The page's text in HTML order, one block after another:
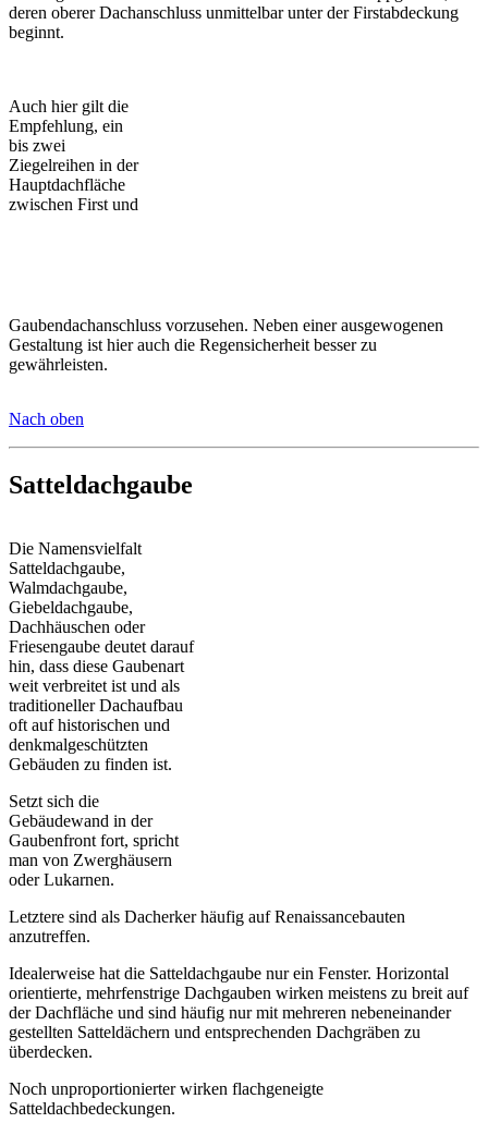
deren oberer Dachanschluss unmittelbar unter der Firstabdeckung
beginnt.
Auch hier gilt die
Empfehlung, ein
bis zwei
Ziegelreihen in der
Hauptdachfläche
zwischen First und
Gaubendachanschluss vorzusehen. Neben einer ausgewogenen
Gestaltung ist hier auch die Regensicherheit besser zu
gewährleisten.
Nach oben
Satteldachgaube
Die Namensvielfalt
Satteldachgaube,
Walmdachgaube,
Giebeldachgaube,
Dachhäuschen oder
Friesengaube deutet darauf
hin, dass diese Gaubenart
weit verbreitet ist und als
traditioneller Dachaufbau
oft auf historischen und
denkmalgeschützten
Gebäuden zu finden ist.
Setzt sich die
Gebäudewand in der
Gaubenfront fort, spricht
man von Zwerghäusern
oder Lukarnen.
Letztere sind als Dacherker häufig auf Renaissancebauten
anzutreffen.
Idealerweise hat die Satteldachgaube nur ein Fenster. Horizontal
orientierte, mehrfenstrige Dachgauben wirken meistens zu breit auf
der Dachfläche und sind häufig nur mit mehreren nebeneinander
gestellten Satteldächern und entsprechenden Dachgräben zu
überdecken.
Noch unproportionierter wirken flachgeneigte
Satteldachbedeckungen.